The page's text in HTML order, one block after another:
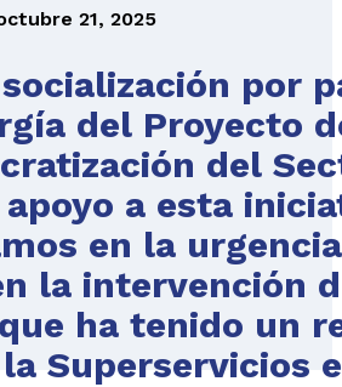
21, 2025
por
del Proyecto
del
a esta
en la
la intervención
que ha tenido un
Superservicios